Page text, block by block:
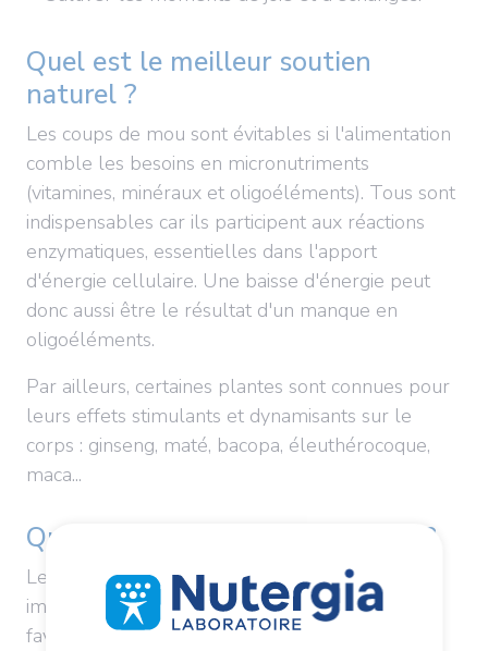
Quel est le meilleur soutien
naturel ?
Les coups de mou sont évitables si l'alimentation
comble les besoins en micronutriments
(vitamines, minéraux et oligoéléments). Tous sont
indispensables car ils participent aux réactions
enzymatiques, essentielles dans l'apport
d'énergie cellulaire. Une baisse d'énergie peut
donc aussi être le résultat d'un manque en
oligoéléments.
Par ailleurs, certaines plantes sont connues pour
leurs effets stimulants et dynamisants sur le
corps : ginseng, maté, bacopa, éleuthérocoque,
maca...
Quelle vitamine est antifatigue ?
Le groupe des vitamines B est un levier
important de la lutte contre la fatigue. Elles
favorisent la production d'énergie en aidant à